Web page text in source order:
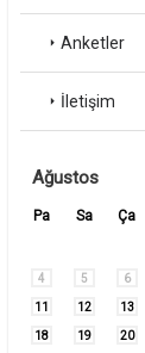
Anketler
İletişim
Ağustos
Pa Sa Ça
4 5 6
11 12 13
18 19 20